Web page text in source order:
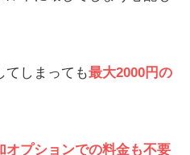
てしまっても最大2000円の
オプションでの料金も不要